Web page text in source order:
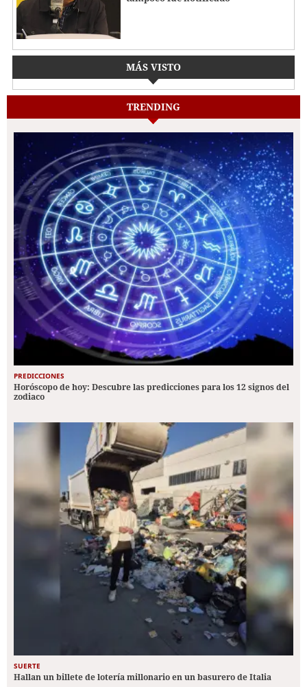
MÁS VISTO
TRENDING
PREDICCIONES
Horóscopo de hoy: Descubre las predicciones para los 12 signos del
zodiaco
SUERTE
Hallan un billete de lotería millonario en un basurero de Italia